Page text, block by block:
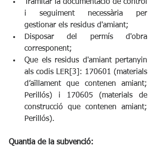
Tramitar la documentació de control
i seguiment necessària per
gestionar els residus d'amiant;
Disposar del permís d'obra
corresponent;
Que els residus d'amiant pertanyin
als codis LER[3]: 170601 (materials
d’aïllament que contenen amiant;
Perillós) i 170605 (materials de
construcció que contenen amiant;
Perillós).
Quantia de la subvenció: